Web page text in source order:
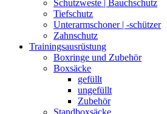
Schutzweste | Bauchschutz
Tiefschutz
Unterarmschoner | -schützer
Zahnschutz
Trainingsausrüstung
Boxringe und Zubehör
Boxsäcke
gefüllt
ungefüllt
Zubehör
Standboxsäcke